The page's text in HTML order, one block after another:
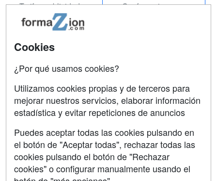
Tarifas publicidad
Acceso Usuarios
Acceso Centros
Conferencias
Contactar
Confidencialidad
Aviso legal
Copyleft
Cookies
¿Por qué usamos cookies?
Utilizamos cookies propias y de terceros para
mejorar nuestros servicios, elaborar información
estadística y evitar repeticiones de anuncios
Puedes aceptar todas las cookies pulsando en
el botón de "Aceptar todas", rechazar todas las
cookies pulsando el botón de "Rechazar
cookies" o configurar manualmente usando el